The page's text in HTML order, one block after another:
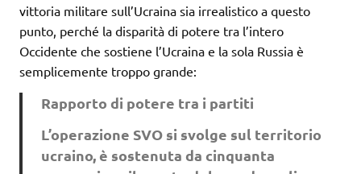
vittoria militare sull’Ucraina sia irrealistico a questo
punto, perché la disparità di potere tra l’intero
Occidente che sostiene l’Ucraina e la sola Russia è
semplicemente troppo grande:
Rapporto di potere tra i partiti
L’operazione SVO si svolge sul territorio
ucraino, è sostenuta da cinquanta